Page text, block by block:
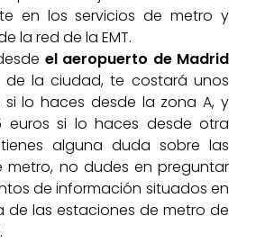
en los servicios de metro y
la red de la EMT.
el aeropuerto de Madrid
de la ciudad, te costará unos
si lo haces desde la zona A, y
euros si lo haces desde otra
alguna duda sobre las
metro, no dudes en preguntar
de información situados en
de las estaciones de metro de